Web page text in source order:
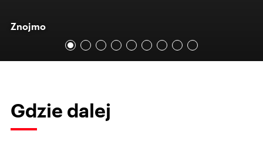
Znojmo
Gdzie dalej